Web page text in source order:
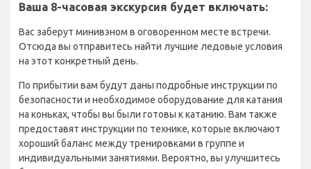
Ваша 8-часовая экскурсия будет включать:
Вас заберут минивэном в оговоренном месте встречи.
Отсюда вы отправитесь найти лучшие ледовые условия
на этот конкретный день.
По прибытии вам будут даны подробные инструкции по
безопасности и необходимое оборудование для катания
на коньках, чтобы вы были готовы к катанию. Вам также
предоставят инструкции по технике, которые включают
хороший баланс между тренировками в группе и
индивидуальными занятиями. Вероятно, вы улучшитесь